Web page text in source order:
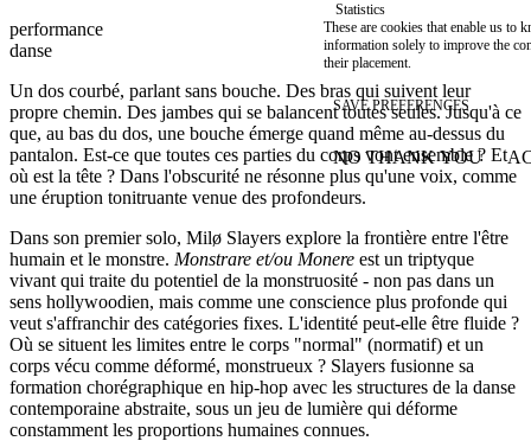
performance
danse
Un dos courbé, parlant sans bouche. Des bras qui suivent leur
propre chemin. Des jambes qui se balancent toutes seules. Jusqu'à ce
que, au bas du dos, une bouche émerge quand même au-dessus du
pantalon. Est-ce que toutes ces parties du corps vont ensemble ? Et
où est la tête ? Dans l'obscurité ne résonne plus qu'une voix, comme
une éruption tonitruante venue des profondeurs.
Dans son premier solo, Milø Slayers explore la frontière entre l'être
humain et le monstre. Monstrare et/ou Monere est un triptyque
vivant qui traite du potentiel de la monstruosité - non pas dans un
sens hollywoodien, mais comme une conscience plus profonde qui
veut s'affranchir des catégories fixes. L'identité peut-elle être fluide ?
Où se situent les limites entre le corps "normal" (normatif) et un
corps vécu comme déformé, monstrueux ? Slayers fusionne sa
formation chorégraphique en hip-hop avec les structures de la danse
contemporaine abstraite, sous un jeu de lumière qui déforme
constamment les proportions humaines connues.
Statistics
These are cookies that enable us to
information solely to improve the
their placement.
SAVE PREFERENCES
NO THANK YOU
WITHDRAW